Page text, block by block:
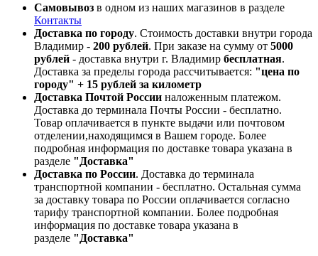
Самовывоз в одном из наших магазинов в разделе
Контакты
Доставка по городу. Стоимость доставки внутри города
Владимир - 200 рублей. При заказе на сумму от 5000
рублей - доставка внутри г. Владимир бесплатная.
Доставка за пределы города рассчитывается: "цена по
городу" + 15 рублей за километр
Доставка Почтой России наложенным платежом.
Доставка до терминала Почты России - бесплатно.
Товар оплачивается в пункте выдачи или почтовом
отделении,находящимся в Вашем городе. Более
подробная информация по доставке товара указана в
разделе "Доставка"
Доставка по России. Доставка до терминала
транспортной компании - бесплатно. Остальная сумма
за доставку товара по России оплачивается согласно
тарифу транспортной компании. Более подробная
информация по доставке товара указана в
разделе "Доставка"